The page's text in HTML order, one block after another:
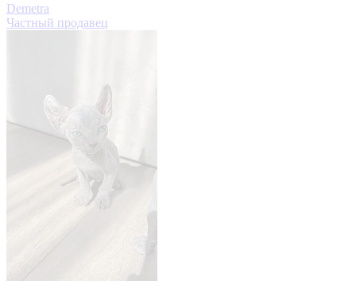
Demetra
Частный продавец